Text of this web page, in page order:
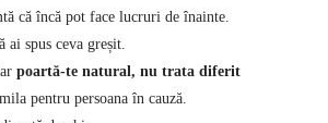
că încă pot face lucruri de înainte.
ai spus ceva greșit.
poartă-te natural, nu trata diferit
pentru persoana în cauză.